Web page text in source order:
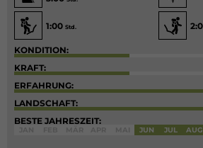
1:00 Std.
KONDITION:
KRAFT:
ERFAHRUNG:
LANDSCHAFT:
BESTE JAHRESZEIT:
JUN JUL AUG